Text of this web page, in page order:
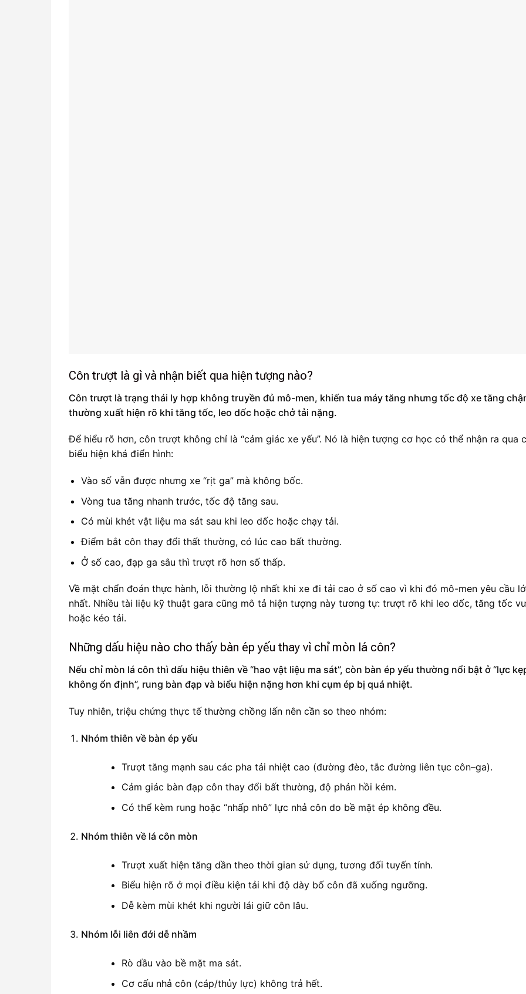
Côn trượt là gì và nhận biết qua hiện tượng nào?
Côn trượt là trạng thái ly hợp không truyền đủ mô-men, khiến tua máy tăng nhưng tốc độ xe tăng
thường xuất hiện rõ khi tăng tốc, leo dốc hoặc chở tải nặng.
Để hiểu rõ hơn, côn trượt không chỉ là “cảm giác xe yếu”. Nó là hiện tượng cơ học có thể nhận ra qua
biểu hiện khá điển hình:
Vào số vẫn được nhưng xe “rịt ga” mà không bốc.
Vòng tua tăng nhanh trước, tốc độ tăng sau.
Có mùi khét vật liệu ma sát sau khi leo dốc hoặc chạy tải.
Điểm bắt côn thay đổi thất thường, có lúc cao bất thường.
Ở số cao, đạp ga sâu thì trượt rõ hơn số thấp.
Về mặt chẩn đoán thực hành, lỗi thường lộ nhất khi xe đi tải cao ở số cao vì khi đó mô-men yêu cầu
nhất. Nhiều tài liệu kỹ thuật gara cũng mô tả hiện tượng này tương tự: trượt rõ khi leo dốc, tăng tốc
hoặc kéo tải.
Những dấu hiệu nào cho thấy bàn ép yếu thay vì chỉ mòn lá côn?
Nếu chỉ mòn lá côn thì dấu hiệu thiên về “hao vật liệu ma sát”, còn bàn ép yếu thường nổi bật ở “lực
không ổn định”, rung bàn đạp và biểu hiện nặng hơn khi cụm ép bị quá nhiệt.
Tuy nhiên, triệu chứng thực tế thường chồng lấn nên cần so theo nhóm:
Nhóm thiên về bàn ép yếu
Trượt tăng mạnh sau các pha tải nhiệt cao (đường đèo, tắc đường liên tục côn–ga).
Cảm giác bàn đạp côn thay đổi bất thường, độ phản hồi kém.
Có thể kèm rung hoặc “nhấp nhô” lực nhả côn do bề mặt ép không đều.
Nhóm thiên về lá côn mòn
Trượt xuất hiện tăng dần theo thời gian sử dụng, tương đối tuyến tính.
Biểu hiện rõ ở mọi điều kiện tải khi độ dày bố côn đã xuống ngưỡng.
Dễ kèm mùi khét khi người lái giữ côn lâu.
Nhóm lỗi liên đới dễ nhầm
Rò dầu vào bề mặt ma sát.
Cơ cấu nhả côn (cáp/thủy lực) không trả hết.